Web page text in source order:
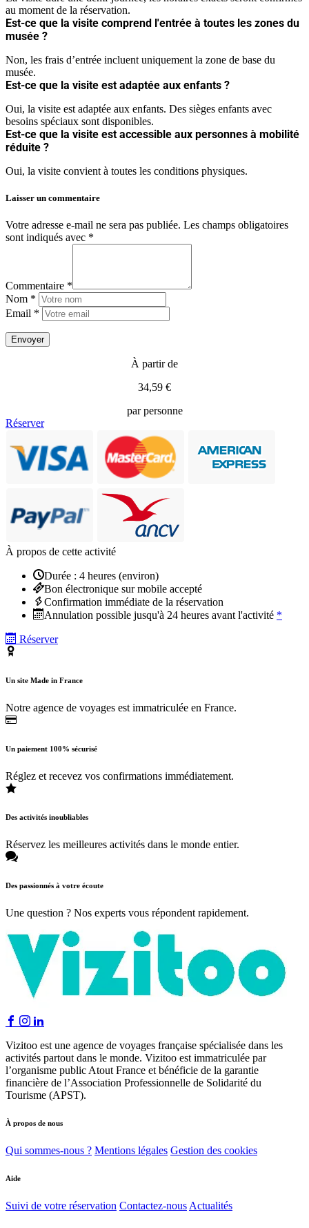
au moment de la réservation.
Est-ce que la visite comprend l'entrée à toutes les zones du
musée ?
Non, les frais d’entrée incluent uniquement la zone de base du
musée.
Est-ce que la visite est adaptée aux enfants ?
Oui, la visite est adaptée aux enfants. Des sièges enfants avec
besoins spéciaux sont disponibles.
Est-ce que la visite est accessible aux personnes à mobilité
réduite ?
Oui, la visite convient à toutes les conditions physiques.
Laisser un commentaire
Votre adresse e-mail ne sera pas publiée. Les champs obligatoires
sont indiqués avec *
Commentaire *
Nom *
Email *
À partir de
34,59 €
par personne
Réserver
À propos de cette activité
Durée : 4 heures (environ)
Bon électronique sur mobile accepté
Confirmation immédiate de la réservation
Annulation possible jusqu'à 24 heures avant l'activité *
Réserver
Un site Made in France
Notre agence de voyages est immatriculée en France.
Un paiement 100% sécurisé
Réglez et recevez vos confirmations immédiatement.
Des activités inoubliables
Réservez les meilleures activités dans le monde entier.
Des passionnés à votre écoute
Une question ? Nos experts vous répondent rapidement.
Vizitoo est une agence de voyages française spécialisée dans les
activités partout dans le monde. Vizitoo est immatriculée par
l’organisme public Atout France et bénéficie de la garantie
financière de l’Association Professionnelle de Solidarité du
Tourisme (APST).
À propos de nous
Qui sommes-nous ? Mentions légales Gestion des cookies
Aide
Suivi de votre réservation Contactez-nous Actualités